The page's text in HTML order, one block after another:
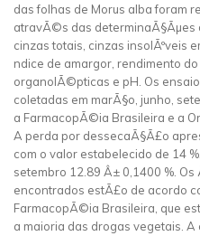
das folhas de Morus alba foram
atravÃ©s das determinaÃ§Ãµes
cinzas totais, cinzas insolÃºveis
ndice de amargor, rendimento
organolÃ©pticas e pH. Os
coletadas em marÃ§o, junho,
a FarmacopÃ©ia Brasileira e a
A perda por dessecaÃ§Ã£o
com o valor estabelecido de 14
setembro 12.89 Â± 0,1400 %.
encontrados estÃ£o de acordo
FarmacopÃ©ia Brasileira, que
a maioria das drogas vegetais.